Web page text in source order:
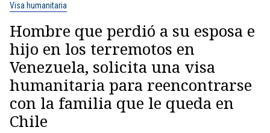
Visa humanitaria
Hombre que perdió a su esposa e
hijo en los terremotos en
Venezuela, solicita una visa
humanitaria para reencontrarse
con la familia que le queda en
Chile